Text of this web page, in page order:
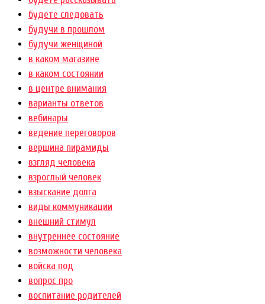
будете следовать
будучи в прошлом
будучи женщиной
в каком магазине
в каком состоянии
в центре внимания
варианты ответов
вебинары
ведение переговоров
вершина пирамиды
взгляд человека
взрослый человек
взыскание долга
виды коммуникации
внешний стимул
внутреннее состояние
возможности человека
войска под
вопрос про
воспитание родителей